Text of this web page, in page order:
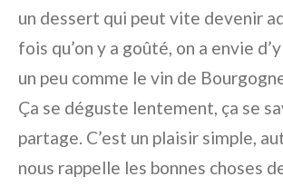
un dessert qui peut vite devenir
fois qu’on y a goûté, on a envie
un peu comme le vin de
Ça se déguste lentement, ça se
partage. C’est un plaisir simple,
nous rappelle les bonnes choses